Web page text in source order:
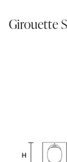
Girouette